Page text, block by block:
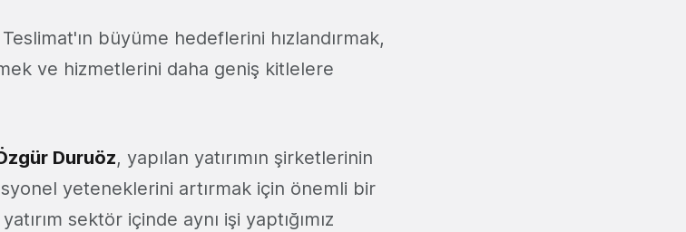
Teslimat'ın büyüme hedeflerini hızlandırmak,
ve hizmetlerini daha geniş kitlelere
Duruöz, yapılan yatırımın şirketlerinin
yeteneklerini artırmak için önemli bir
sektör içinde aynı işi yaptığımız